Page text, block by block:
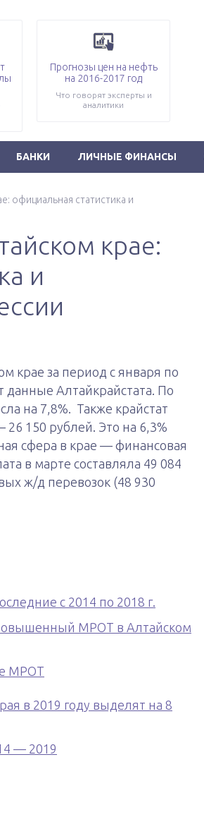
Прогнозы цен на нефть
на 2016-2017 год
Что говорят эксперты и
аналитики
БАНКИ ЛИЧНЫЕ ФИНАНСЫ
официальная статистика и
крае:
и
крае за период с января по
данные Алтайкрайстата. По
на 7,8%. Также крайстат
150 рублей. Это на 6,3%
сфера в крае — финансовая
в марте составляла 49 084
ж/д перевозок (48 930
с 2014 по 2018 г.
МРОТ в Алтайском
МРОТ
в 2019 году выделят на 8
— 2019